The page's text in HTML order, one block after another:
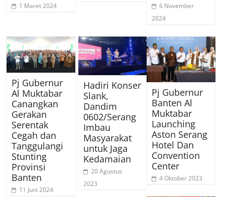
1 Maret 2024
6 November
2024
Pj Gubernur
Al Muktabar
Canangkan
Gerakan
Serentak
Cegah dan
Tanggulangi
Stunting
Provinsi
Banten
11 Juni 2024
Hadiri Konser
Slank,
Dandim
0602/Serang
Imbau
Masyarakat
untuk Jaga
Kedamaian
20 Agustus
2023
Pj Gubernur
Banten Al
Muktabar
Launching
Aston Serang
Hotel Dan
Convention
Center
4 Oktober 2023